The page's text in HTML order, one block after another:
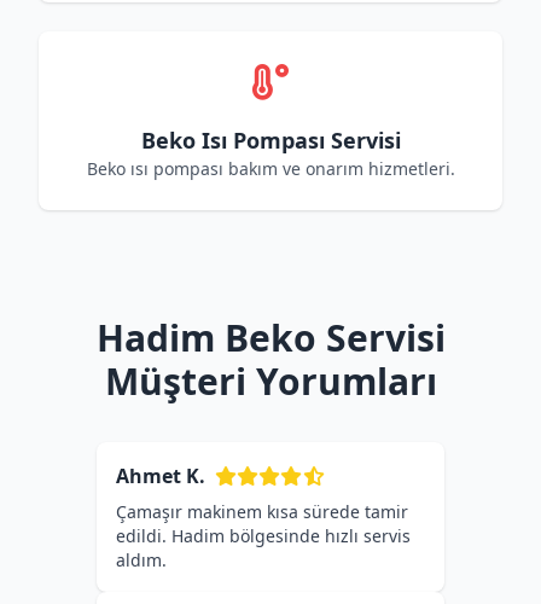
Beko Isı Pompası Servisi
Beko ısı pompası bakım ve onarım hizmetleri.
Hadim Beko Servisi
Müşteri Yorumları
Ahmet K.
Çamaşır makinem kısa sürede tamir
edildi. Hadim bölgesinde hızlı servis
aldım.